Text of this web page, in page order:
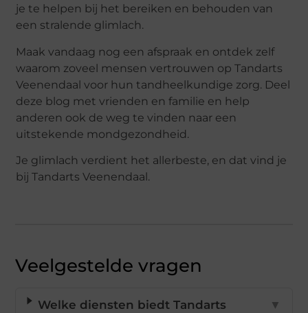
je te helpen bij het bereiken en behouden van
een stralende glimlach.
Maak vandaag nog een afspraak en ontdek zelf
waarom zoveel mensen vertrouwen op Tandarts
Veenendaal voor hun tandheelkundige zorg. Deel
deze blog met vrienden en familie en help
anderen ook de weg te vinden naar een
uitstekende mondgezondheid.
Je glimlach verdient het allerbeste, en dat vind je
bij Tandarts Veenendaal.
Veelgestelde vragen
Welke diensten biedt Tandarts
▼